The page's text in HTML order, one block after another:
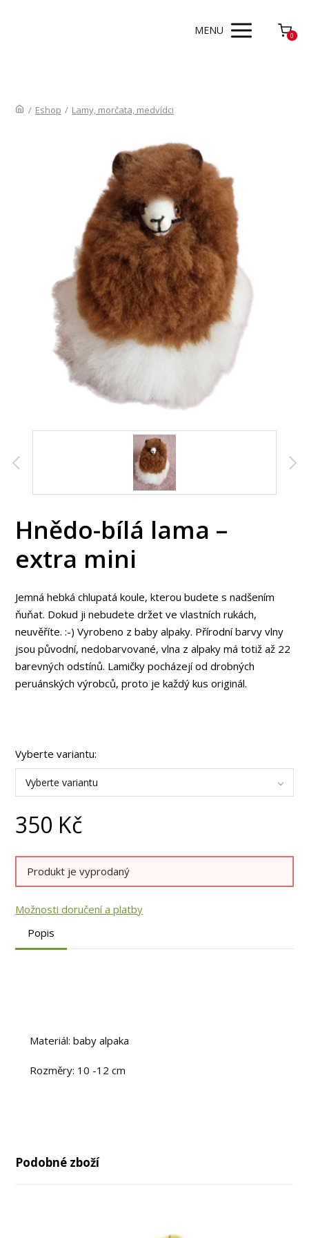
MENU 0
/ Eshop / Lamy, morčata, medvídci
Hnědo-bílá lama –
extra mini
Jemná hebká chlupatá koule, kterou budete s nadšením
ňuňat. Dokud ji nebudete držet ve vlastních rukách,
neuvěříte. :-) Vyrobeno z baby alpaky. Přírodní barvy vlny
jsou původní, nedobarvované, vlna z alpaky má totiž až 22
barevných odstínů. Lamičky pocházejí od drobných
peruánských výrobců, proto je každý kus originál.
Vyberte variantu:
Vyberte variantu
350 Kč
Produkt je vyprodaný
Možnosti doručení a platby
Popis
Materiál: baby alpaka
Rozměry: 10 -12 cm
Podobné zboží